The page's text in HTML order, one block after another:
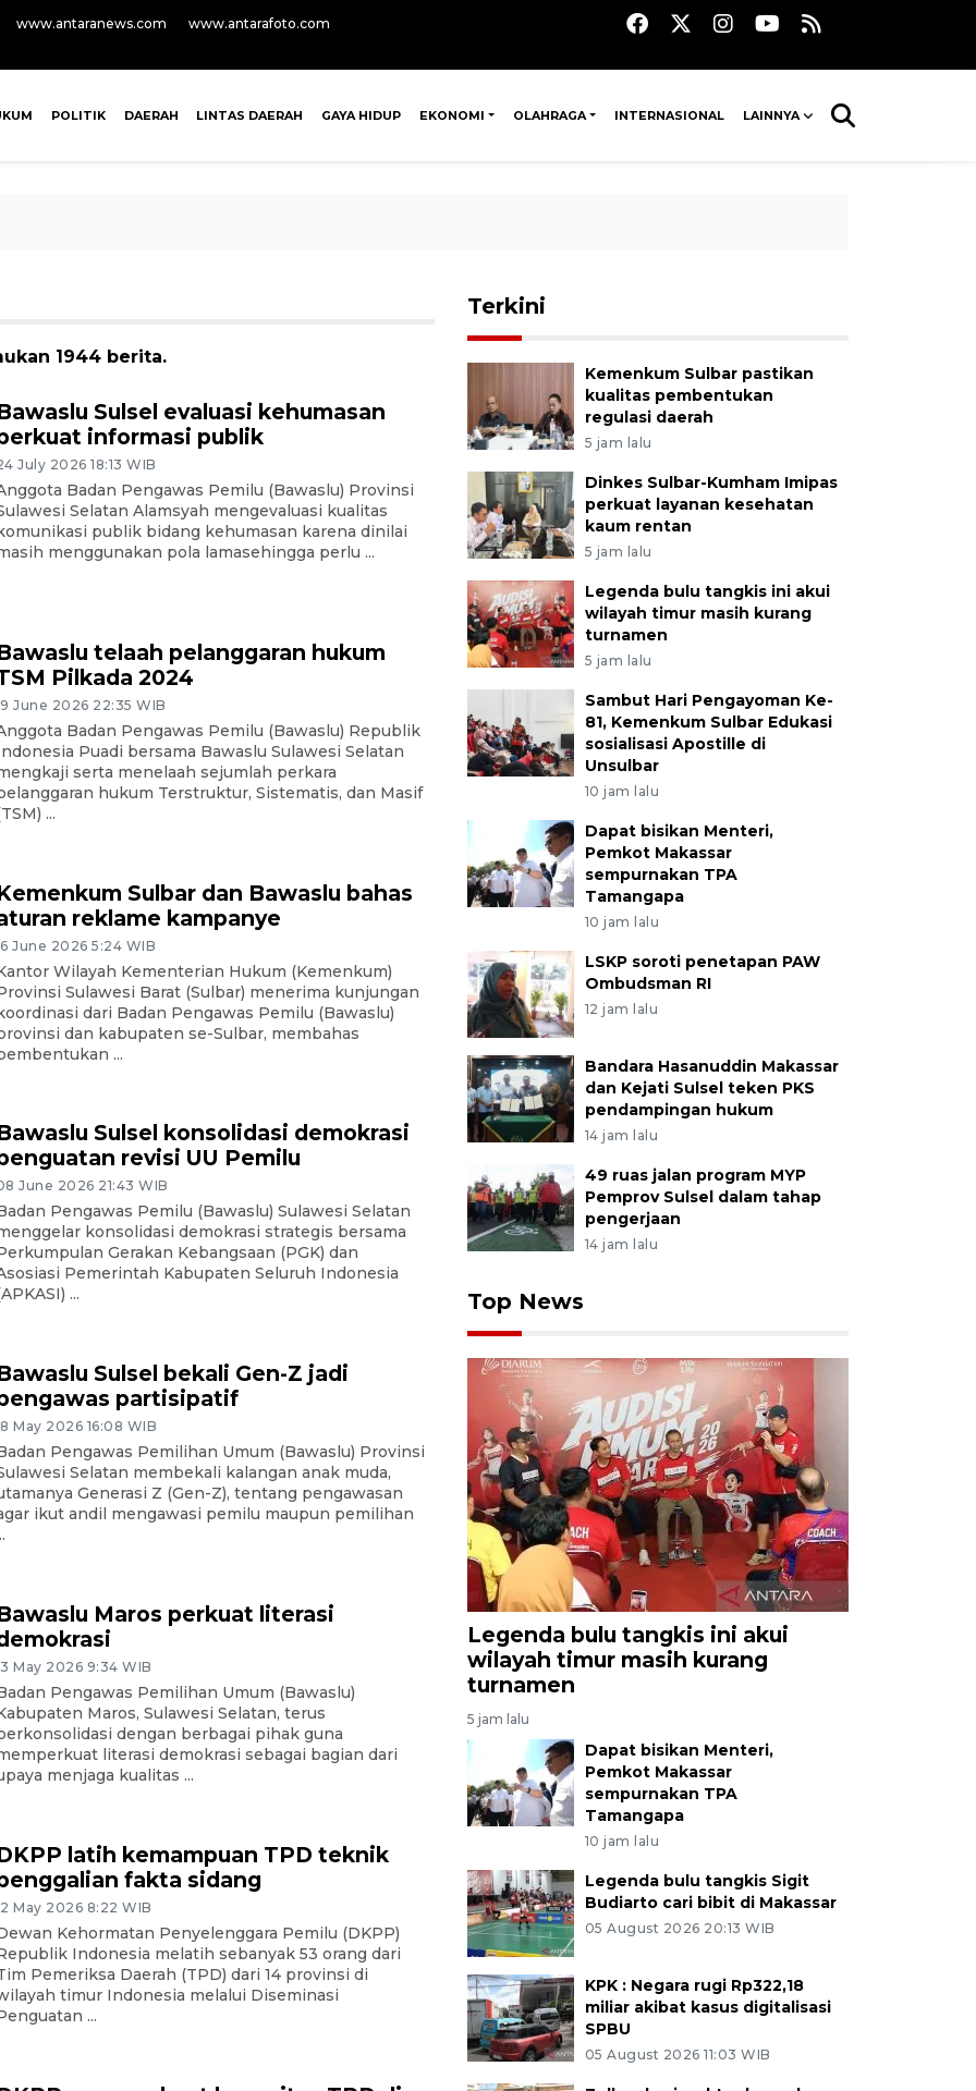
www.antaranews.com www.antarafoto.com
POLITIK DAERAH LINTAS DAERAH GAYA HIDUP EKONOMI OLAHRAGA INTERNASIONAL LAINNYA
1944 berita.
Sulsel evaluasi kehumasan
informasi publik
July 2026 18:13 WIB
Badan Pengawas Pemilu (Bawaslu) Provinsi
Selatan Alamsyah mengevaluasi kualitas
publik bidang kehumasan karena dinilai
menggunakan pola lamasehingga perlu ...
telaah pelanggaran hukum
Pilkada 2024
June 2026 22:35 WIB
Badan Pengawas Pemilu (Bawaslu) Republik
Puadi bersama Bawaslu Sulawesi Selatan
serta menelaah sejumlah perkara
hukum Terstruktur, Sistematis, dan Masif
...
Sulbar dan Bawaslu bahas
reklame kampanye
June 2026 5:24 WIB
Wilayah Kementerian Hukum (Kemenkum)
Sulawesi Barat (Sulbar) menerima kunjungan
dari Badan Pengawas Pemilu (Bawaslu)
dan kabupaten se-Sulbar, membahas
...
Sulsel konsolidasi demokrasi
revisi UU Pemilu
June 2026 21:43 WIB
Pengawas Pemilu (Bawaslu) Sulawesi Selatan
konsolidasi demokrasi strategis bersama
Gerakan Kebangsaan (PGK) dan
Pemerintah Kabupaten Seluruh Indonesia
...
Sulsel bekali Gen-Z jadi
partisipatif
May 2026 16:08 WIB
Pengawas Pemilihan Umum (Bawaslu) Provinsi
Selatan membekali kalangan anak muda,
Generasi Z (Gen-Z), tentang pengawasan
ikut andil mengawasi pemilu maupun pemilihan
Maros perkuat literasi
May 2026 9:34 WIB
Pengawas Pemilihan Umum (Bawaslu)
Maros, Sulawesi Selatan, terus
dengan berbagai pihak guna
literasi demokrasi sebagai bagian dari
menjaga kualitas ...
latih kemampuan TPD teknik
fakta sidang
May 2026 8:22 WIB
Kehormatan Penyelenggara Pemilu (DKPP)
Indonesia melatih sebanyak 53 orang dari
Pemeriksa Daerah (TPD) dari 14 provinsi di
timur Indonesia melalui Diseminasi
...
Terkini
Kemenkum Sulbar pastikan
kualitas pembentukan
regulasi daerah
5 jam lalu
Dinkes Sulbar-Kumham Imipas
perkuat layanan kesehatan
kaum rentan
5 jam lalu
Legenda bulu tangkis ini akui
wilayah timur masih kurang
turnamen
5 jam lalu
Sambut Hari Pengayoman Ke-
81, Kemenkum Sulbar Edukasi
sosialisasi Apostille di
Unsulbar
10 jam lalu
Dapat bisikan Menteri,
Pemkot Makassar
sempurnakan TPA
Tamangapa
10 jam lalu
LSKP soroti penetapan PAW
Ombudsman RI
12 jam lalu
Bandara Hasanuddin Makassar
dan Kejati Sulsel teken PKS
pendampingan hukum
14 jam lalu
49 ruas jalan program MYP
Pemprov Sulsel dalam tahap
pengerjaan
14 jam lalu
Top News
Legenda bulu tangkis ini akui
wilayah timur masih kurang
turnamen
5 jam lalu
Dapat bisikan Menteri,
Pemkot Makassar
sempurnakan TPA
Tamangapa
10 jam lalu
Legenda bulu tangkis Sigit
Budiarto cari bibit di Makassar
05 August 2026 20:13 WIB
KPK : Negara rugi Rp322,18
miliar akibat kasus digitalisasi
SPBU
05 August 2026 11:03 WIB